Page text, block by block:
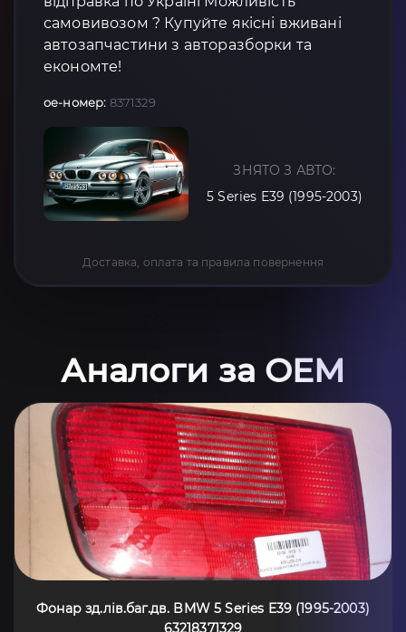
самовивозом ? Купуйте якісні вживані
автозапчастини з авторазборки та
економте!
oe-номер: 8371329
ЗНЯТО З АВТО:
5 Series E39 (1995-2003)
Доставка, оплата та правила повернення
Аналоги за OEM
Фонар зд.лів.баг.дв. BMW 5 Series E39 (1995-2003)
63218371329